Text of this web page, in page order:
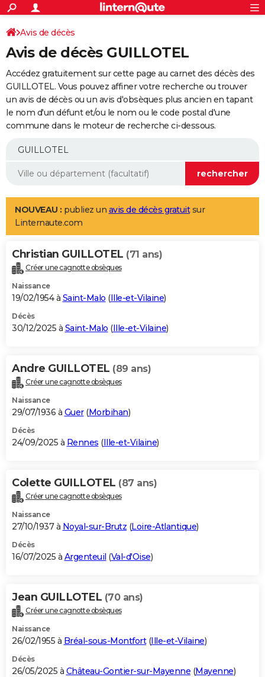
ACTUALITÉS
Politique
Société
Faits Divers
Education
Monde
Villes
+
SPORT
Coupe du monde 2026
Football
Tennis
Cyclisme
Rugby
Forum
Programme TV
TNT
Streaming
Cinéma
Sorties cinéma
Musique
+
FINANCE
Impôts
Immobilier
Risques naturels par ville
Banque
Assurance
Crédit
AUTO
Essais
Réserver un essai
Citadines
Berlines
SUV
Forum auto
+
Mobiles
Meilleur smartphone
Internet
Ordinateurs
Jeux vidéo
Guide high-tech
Aménagement intérieur
LIFESTYLE
Art de vivre
Bien-être
Loisirs
Mode
Modes de vie
Alimentation
Guide de la santé
Maladies
Médicaments
Sommeil
VOYAGE
Destinations
City break
Voyage nature
Voyage de noces
Forum
Climat
+PHOTO
GUIDES D'ACHAT
BONS PLANS
Carte de Noël
Carte Bonne année
Carte Saint-Valentin
Carte Pâques
Carte d'anniversaire
DICTIONNAIRE
Dictionnaire
Biographies
Citations
Expressions
Proverbes
PROGRAMME TV
S'inscrire
Se connecter
Lycées
Collèges
Primaires
Universités
Entreprises
Service militaire
Avis de recherche
AVIS DE DÉCÈS
Bricolage
Lifestyle
Culture
Sport
Auto
Television
Voyage
Cinema
Avis de décès
Avis de décès GUILLOTEL
Accédez gratuitement sur cette page au carnet des décès des
GUILLOTEL. Vous pouvez affiner votre recherche ou trouver
un avis de décès ou un avis d'obsèques plus ancien en tapant
le nom d'un défunt et/ou le nom ou le code postal d'une
commune dans le moteur de recherche ci-dessous.
NOUVEAU : publiez un avis de décès gratuitsur
Linternaute.com
Christian GUILLOTEL (71 ans)
Créer une cagnotte obsèques
Naissance
19/02/1954 à Saint-Malo (Ille-et-Vilaine)
Décès
30/12/2025 à Saint-Malo (Ille-et-Vilaine)
Andre GUILLOTEL (89 ans)
Créer une cagnotte obsèques
Naissance
29/07/1936 à Guer(Morbihan)
Décès
24/09/2025 à Rennes (Ille-et-Vilaine)
Colette GUILLOTEL (87 ans)
Créer une cagnotte obsèques
Naissance
27/10/1937 à Noyal-sur-Brutz (Loire-Atlantique)
Décès
16/07/2025 à Argenteuil (Val-d'Oise)
Jean GUILLOTEL (70 ans)
Créer une cagnotte obsèques
Naissance
26/02/1955 à Bréal-sous-Montfort(Ille-et-Vilaine)
Décès
26/05/2025 à Château-Gontier-sur-Mayenne (Mayenne)